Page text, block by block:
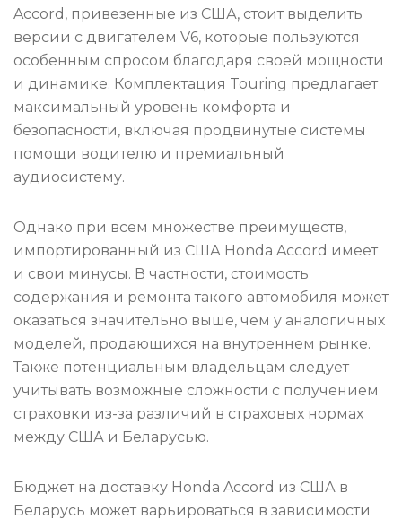
Accord, привезенные из США, стоит выделить
версии с двигателем V6, которые пользуются
особенным спросом благодаря своей мощности
и динамике. Комплектация Touring предлагает
максимальный уровень комфорта и
безопасности, включая продвинутые системы
помощи водителю и премиальный
аудиосистему.
Однако при всем множестве преимуществ,
импортированный из США Honda Accord имеет
и свои минусы. В частности, стоимость
содержания и ремонта такого автомобиля может
оказаться значительно выше, чем у аналогичных
моделей, продающихся на внутреннем рынке.
Также потенциальным владельцам следует
учитывать возможные сложности с получением
страховки из-за различий в страховых нормах
между США и Беларусью.
Бюджет на доставку Honda Accord из США в
Беларусь может варьироваться в зависимости